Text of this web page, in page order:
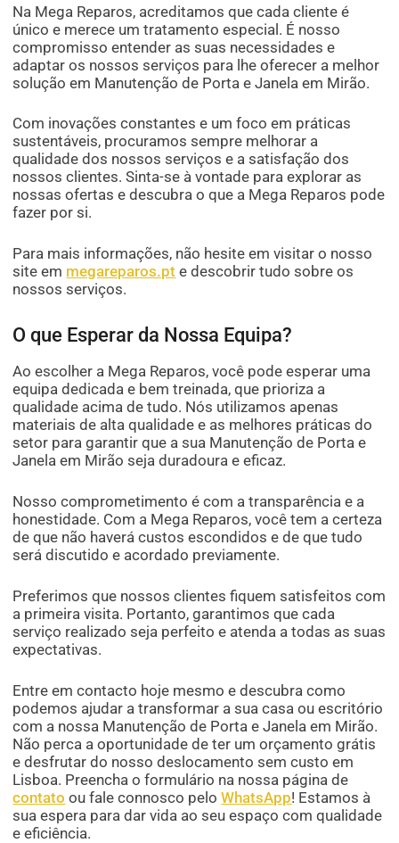
Na Mega Reparos, acreditamos que cada cliente é
único e merece um tratamento especial. É nosso
compromisso entender as suas necessidades e
adaptar os nossos serviços para lhe oferecer a melhor
solução em Manutenção de Porta e Janela em Mirão.
Com inovações constantes e um foco em práticas
sustentáveis, procuramos sempre melhorar a
qualidade dos nossos serviços e a satisfação dos
nossos clientes. Sinta-se à vontade para explorar as
nossas ofertas e descubra o que a Mega Reparos pode
fazer por si.
Para mais informações, não hesite em visitar o nosso
site em megareparos.pt e descobrir tudo sobre os
nossos serviços.
O que Esperar da Nossa Equipa?
Ao escolher a Mega Reparos, você pode esperar uma
equipa dedicada e bem treinada, que prioriza a
qualidade acima de tudo. Nós utilizamos apenas
materiais de alta qualidade e as melhores práticas do
setor para garantir que a sua Manutenção de Porta e
Janela em Mirão seja duradoura e eficaz.
Nosso comprometimento é com a transparência e a
honestidade. Com a Mega Reparos, você tem a certeza
de que não haverá custos escondidos e de que tudo
será discutido e acordado previamente.
Preferimos que nossos clientes fiquem satisfeitos com
a primeira visita. Portanto, garantimos que cada
serviço realizado seja perfeito e atenda a todas as suas
expectativas.
Entre em contacto hoje mesmo e descubra como
podemos ajudar a transformar a sua casa ou escritório
com a nossa Manutenção de Porta e Janela em Mirão.
Não perca a oportunidade de ter um orçamento grátis
e desfrutar do nosso deslocamento sem custo em
Lisboa. Preencha o formulário na nossa página de
contato ou fale connosco peloWhatsApp! Estamos à
sua espera para dar vida ao seu espaço com qualidade
e eficiência.